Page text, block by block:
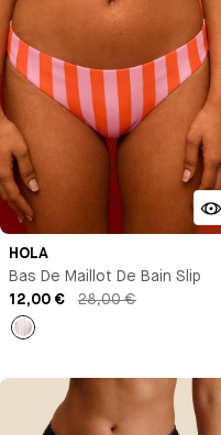
HOLA
Bas De Maillot De Bain Slip
12,00 €
28,00 €
Rayures